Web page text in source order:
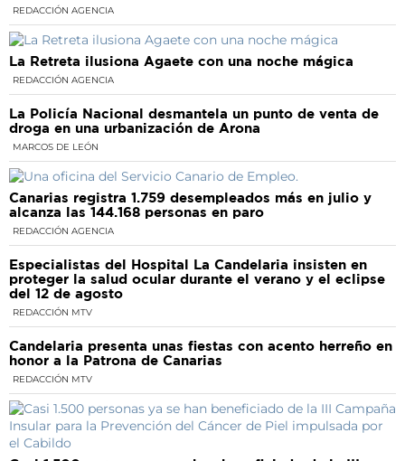
REDACCIÓN AGENCIA
La Retreta ilusiona Agaete con una noche mágica
REDACCIÓN AGENCIA
La Policía Nacional desmantela un punto de venta de
droga en una urbanización de Arona
MARCOS DE LEÓN
Canarias registra 1.759 desempleados más en julio y
alcanza las 144.168 personas en paro
REDACCIÓN AGENCIA
Especialistas del Hospital La Candelaria insisten en
proteger la salud ocular durante el verano y el eclipse
del 12 de agosto
REDACCIÓN MTV
Candelaria presenta unas fiestas con acento herreño en
honor a la Patrona de Canarias
REDACCIÓN MTV